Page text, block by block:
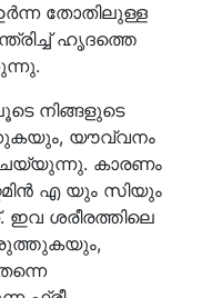
ഉർന്ന തോതിലുള്ള
ഹൃദത്തെ
നിങ്ങളുടെ
യൗവ്വനം
കാരണം
എ യും സിയും
ശരീരത്തിലെ